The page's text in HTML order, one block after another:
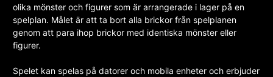
olika mönster och figurer som är arrangerade i lager på en
spelplan. Målet är att ta bort alla brickor från spelplanen
genom att para ihop brickor med identiska mönster eller
figurer.
Spelet kan spelas på datorer och mobila enheter och erbjuder